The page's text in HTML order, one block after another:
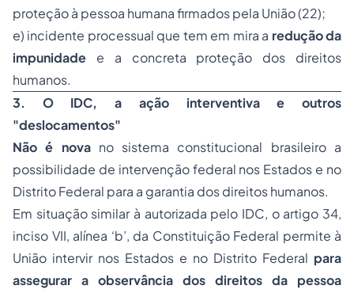
proteção à pessoa humana firmados pela União (22);
e) incidente processual que tem em mira a redução da
impunidade e a concreta proteção dos direitos
humanos.
3. O IDC, a ação interventiva e outros
"deslocamentos"
Não é novano sistema constitucional brasileiro a
possibilidade de intervenção federal nos Estados e no
Distrito Federal para a garantia dos direitos humanos.
Em situação similar à autorizada pelo IDC, o artigo 34,
inciso VII, alínea ‘b’, da Constituição Federal permite à
União intervir nos Estados e no Distrito Federal para
assegurar a observância dos direitos da pessoa